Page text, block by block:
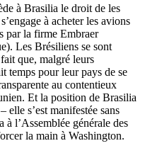
à Brasilia le droit de les
à acheter les avions
par la firme Embraer
Les Brésiliens se sont
que, malgré leurs
temps pour leur pays de se
au contentieux
Et la position de Brasilia
elle s’est manifestée sans
l’Assemblée générale des
la main à Washington.